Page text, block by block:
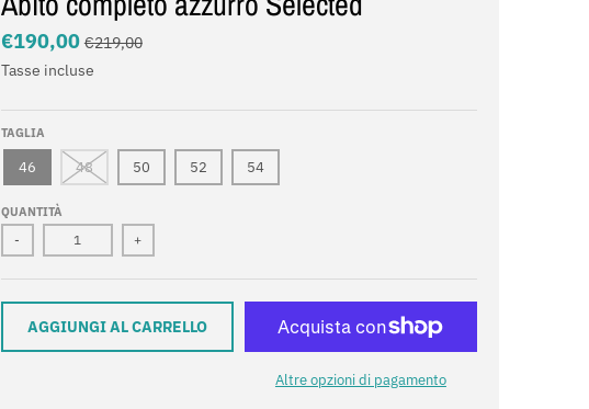
€190,00 €219,00
Tasse incluse
TAGLIA
46 48 50 52 54
QUANTITÀ
- +
AGGIUNGI AL CARRELLO
Altre opzioni di pagamento